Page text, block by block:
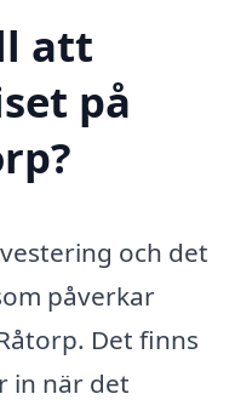
att
på
och det
påverkar
Det finns
in när det